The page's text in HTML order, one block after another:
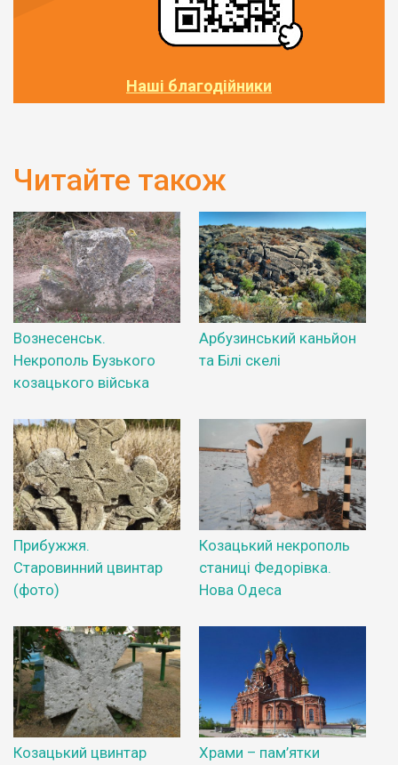
Наші благодійники
Читайте також
Вознесенськ.
Некрополь Бузького
козацького війська
Арбузинський каньйон
та Білі скелі
Прибужжя.
Старовинний цвинтар
(фото)
Козацький некрополь
станиці Федорівка.
Нова Одеса
Козацький цвинтар
Храми – пам’ятки